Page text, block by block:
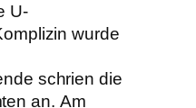
U-
wurde
schrien die
an. Am